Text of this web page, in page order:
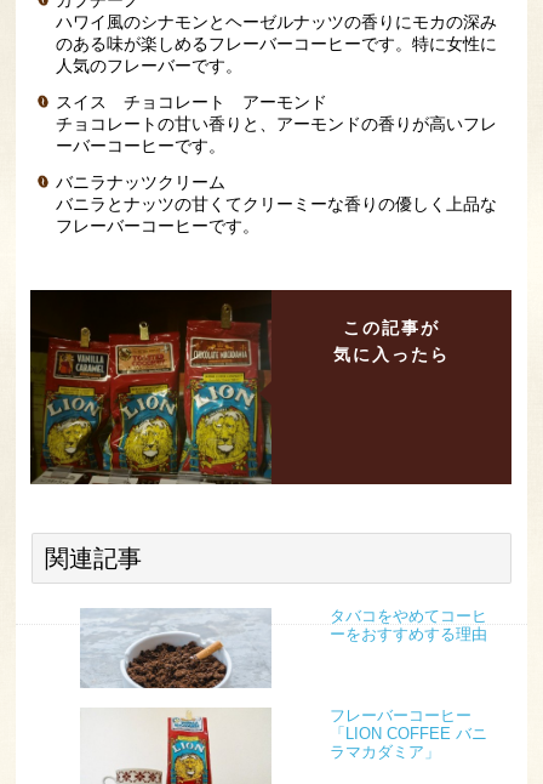
ハワイ風のシナモンとヘーゼルナッツの香りにモカの深み
のある味が楽しめるフレーバーコーヒーです。特に女性に
人気のフレーバーです。
スイス チョコレート アーモンド
チョコレートの甘い香りと、アーモンドの香りが高いフレ
ーバーコーヒーです。
バニラナッツクリーム
バニラとナッツの甘くてクリーミーな香りの優しく上品な
フレーバーコーヒーです。
この記事が
気に入ったら
関連記事
タバコをやめてコーヒ
ーをおすすめする理由
フレーバーコーヒー
「LION COFFEE バニ
ラマカダミア」